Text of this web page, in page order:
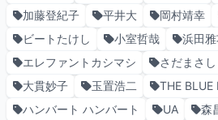
加藤登紀子
平井大 岡村靖幸
ビートたけし
小室哲哉
浜田雅
エレファントカシマシ
さだまさし
大貫妙子
玉置浩二
THE BLUE
ハンバート ハンバート
UA 森